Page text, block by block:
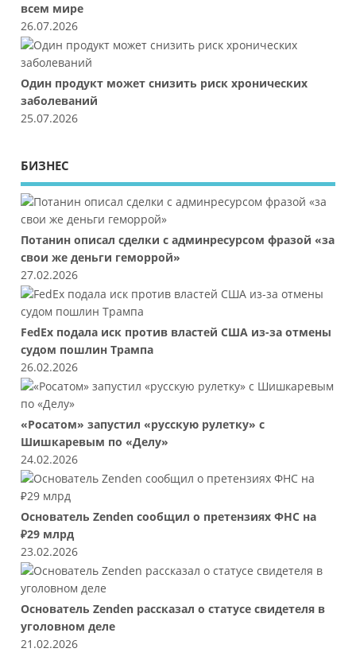
всем мире
26.07.2026
Один продукт может снизить риск хронических
заболеваний
25.07.2026
БИЗНЕС
Потанин описал сделки с админресурсом фразой «за
свои же деньги геморрой»
27.02.2026
FedEx подала иск против властей США из-за отмены
судом пошлин Трампа
26.02.2026
«Росатом» запустил «русскую рулетку» с
Шишкаревым по «Делу»
24.02.2026
Основатель Zenden сообщил о претензиях ФНС на
₽29 млрд
23.02.2026
Основатель Zenden рассказал о статусе свидетеля в
уголовном деле
21.02.2026